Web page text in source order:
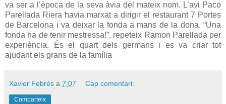
va ser a l’època de la seva àvia del mateix nom. L’avi Paco
Parellada Riera havia marxat a dirigir el restaurant 7 Portes
de Barcelona i va deixar la fonda a mans de la dona. “Una
fonda ha de tenir mestressa!”, repeteix Ramon Parellada per
experiència. És el quart dels germans i es va criar tot
ajudant els grans de la família
Xavier Febrés a 7:07 Cap comentari:
Comparteix